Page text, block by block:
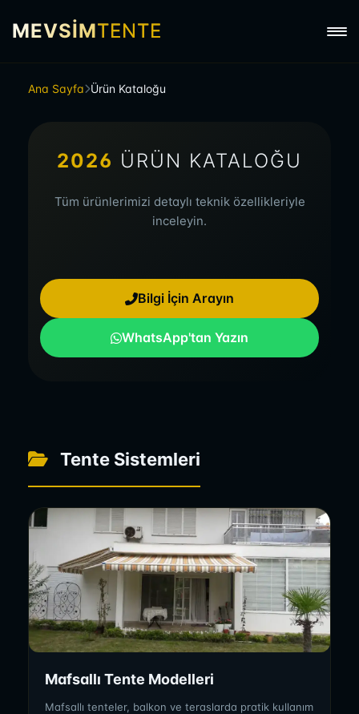
MEVSİMTENTE
Ana Sayfa Ürün Kataloğu
2026 ÜRÜN KATALOĞU
Tüm ürünlerimizi detaylı teknik özellikleriyle
inceleyin.
Bilgi İçin Arayın
WhatsApp'tan Yazın
Tente Sistemleri
Mafsallı Tente Modelleri
Mafsallı tenteler, balkon ve teraslarda pratik kullanım